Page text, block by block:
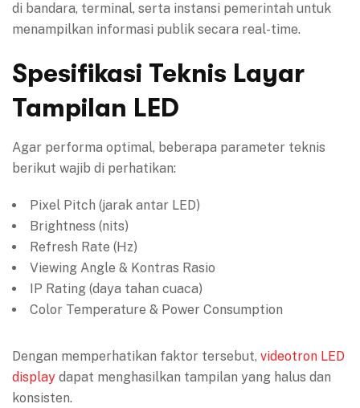
di bandara, terminal, serta instansi pemerintah untuk
menampilkan informasi publik secara real-time.
Spesifikasi Teknis Layar
Tampilan LED
Agar performa optimal, beberapa parameter teknis
berikut wajib di perhatikan:
Pixel Pitch (jarak antar LED)
Brightness (nits)
Refresh Rate (Hz)
Viewing Angle & Kontras Rasio
IP Rating (daya tahan cuaca)
Color Temperature & Power Consumption
Dengan memperhatikan faktor tersebut, videotron LED
display dapat menghasilkan tampilan yang halus dan
konsisten.